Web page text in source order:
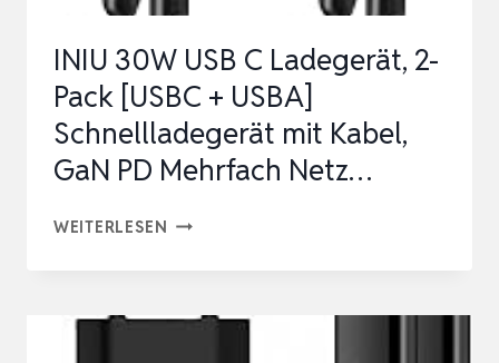
A,
40W
SCHNELLLADEGERÄT
…
INIU 30W USB C Ladegerät, 2-
Pack [USBC + USBA]
Schnellladegerät mit Kabel,
GaN PD Mehrfach Netz…
WEITERLESEN INIU
C